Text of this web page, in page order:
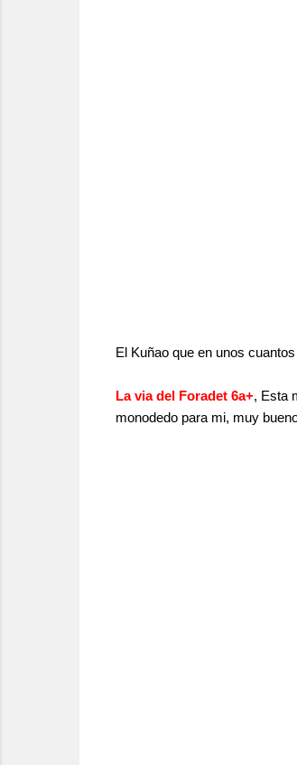
El Kuñao que en unos
La via del Foradet 6a+, Esta
monodedo para mi, muy